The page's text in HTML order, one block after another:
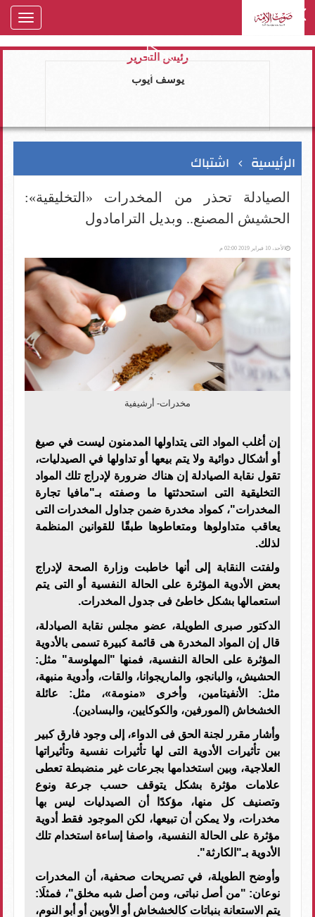
رئيس التحرير
يوسف ايوب
الرئيسية اشتباك
الصيادلة تحذر من المخدرات «التخليقية»:
الحشيش المصنع.. وبديل الترامادول
الأحد، 10 فبراير 2019 02:00 م
مخدرات- أرشيفية
إن أغلب المواد التى يتداولها المدمنون ليست في صيغ
أو أشكال دوائية ولا يتم بيعها أو تداولها في الصيدليات،
تقول نقابة الصيادلة إن هناك ضرورة لإدراج تلك المواد
التخليقية التى استحدثتها ما وصفته بـ"مافيا تجارة
المخدرات"، كمواد مخدرة ضمن جداول المخدرات التى
يعاقب متداولوها ومتعاطوها طبقًا للقوانين المنظمة
لذلك.
ولفتت النقابة إلى أنها خاطبت وزارة الصحة لإدراج
بعض الأدوية المؤثرة على الحالة النفسية أو التى يتم
استعمالها بشكل خاطئ فى جدول المخدرات.
الدكتور صبرى الطويلة، عضو مجلس نقابة الصيادلة،
قال إن المواد المخدرة هى قائمة كبيرة تسمى بالأدوية
المؤثرة على الحالة النفسية، فمنها "المهلوسة" مثل:
الحشيش، والبانجو، والماريجوانا، والقات، وأدوية منبهة،
مثل: الأنفيتامين، وأخرى «منومة»، مثل: عائلة
الخشخاش (المورفين، والكوكايين، والبسادين).
وأشار مقرر لجنة الحق فى الدواء، إلى وجود فارق كبير
بين تأثيرات الأدوية التى لها تأثيرات نفسية وتأثيراتها
العلاجية، وبين استخدامها بجرعات غير منضبطة تعطى
علامات مؤثرة بشكل يتوقف حسب جرعة ونوع
وتصنيف كل منها، مؤكدًا أن الصيدليات ليس بها
مخدرات، ولا يمكن أن تبيعها، لكن الموجود فقط أدوية
مؤثرة على الحالة النفسية، واصفا إساءة استخدام تلك
الأدوية بـ"الكارثة".
وأوضح الطويلة، في تصريحات صحفية، أن المخدرات
نوعان: "من أصل نباتى، ومن أصل شبه مخلق"، فمثلَا:
يتم الاستعانة بنباتات كالخشخاش أو الأوبين أو أبو النوم،